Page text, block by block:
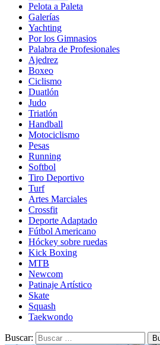
Pelota a Paleta
Galerías
Yachting
Por los Gimnasios
Palabra de Profesionales
Ajedrez
Boxeo
Ciclismo
Duatlón
Judo
Triatlón
Handball
Motociclismo
Pesas
Running
Softbol
Tiro Deportivo
Turf
Artes Marciales
Crossfit
Deporte Adaptado
Fútbol Americano
Hóckey sobre ruedas
Kick Boxing
MTB
Newcom
Patinaje Artístico
Skate
Squash
Taekwondo
Buscar: